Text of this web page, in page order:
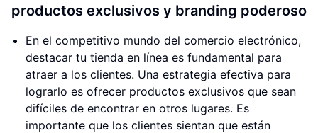
productos exclusivos y branding poderoso
En el competitivo mundo del comercio electrónico,
destacar tu tienda en línea es fundamental para
atraer a los clientes. Una estrategia efectiva para
lograrlo es ofrecer productos exclusivos que sean
difíciles de encontrar en otros lugares. Es
importante que los clientes sientan que están